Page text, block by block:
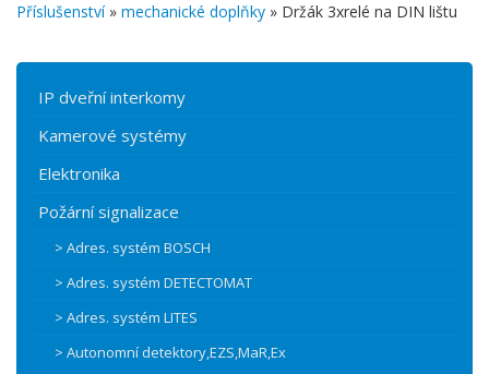
Příslušenství» mechanické doplňky » Držák 3xrelé na DIN lištu
IP dveřní interkomy
Kamerové systémy
Elektronika
Požární signalizace
> Adres. systém BOSCH
> Adres. systém DETECTOMAT
> Adres. systém LITES
> Autonomní detektory,EZS,MaR,Ex